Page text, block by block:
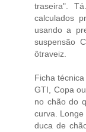
traseira".
calculados
usando a
suspensão
ôtraveiz.
Ficha
GTI, Copa
no chão do
curva. Longe
duca de